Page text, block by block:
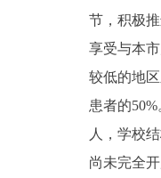
多语种
节，积极
享受与本
较低的地
患者的
人，学校
尚未完全